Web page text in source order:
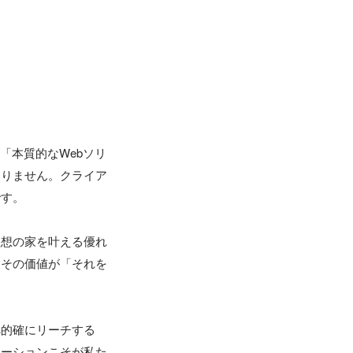
本質的なWebソリ
ません。クライア
。
の家を叶える優れ
の価値が「それを
確にリーチする